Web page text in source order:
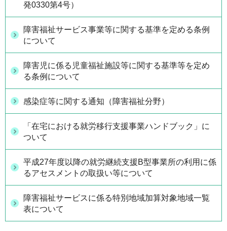
発0330第4号）
障害福祉サービス事業等に関する基準を定める条例
について
障害児に係る児童福祉施設等に関する基準等を定め
る条例について
感染症等に関する通知（障害福祉分野）
「在宅における就労移行支援事業ハンドブック」に
ついて
平成27年度以降の就労継続支援B型事業所の利用に係
るアセスメントの取扱い等について
障害福祉サービスに係る特別地域加算対象地域一覧
表について